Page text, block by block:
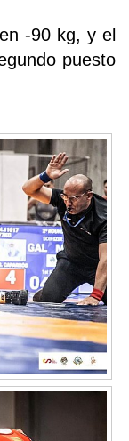
-90 kg, y el
puesto